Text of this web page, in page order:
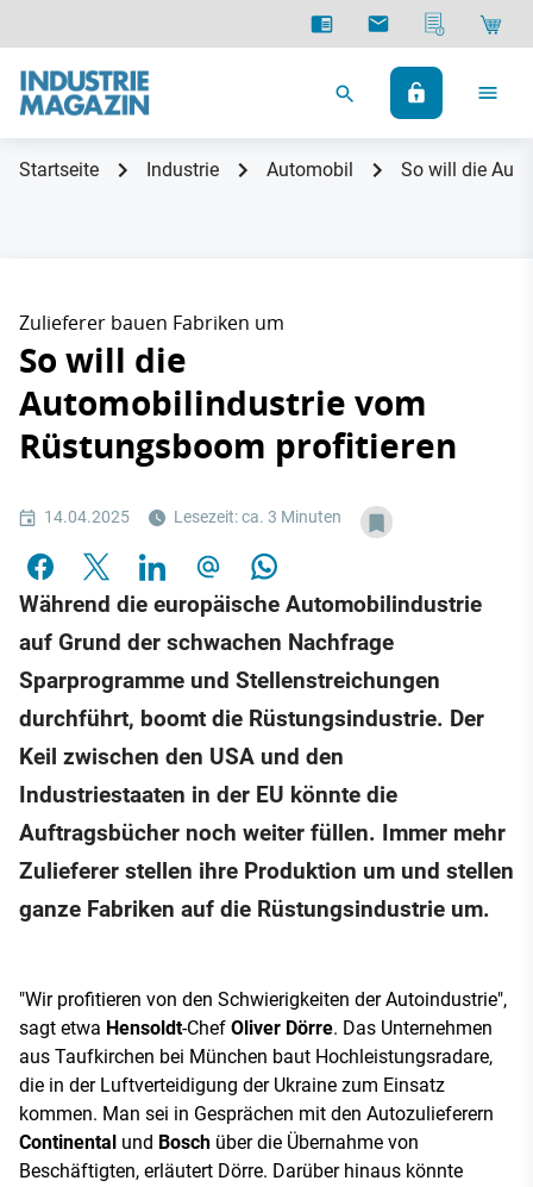
Startseite Industrie Automobil So will die
Zulieferer bauen Fabriken um
So will die
Automobilindustrie vom
Rüstungsboom profitieren
14.04.2025 Lesezeit: ca. 3 Minuten
Während die europäische Automobilindustrie
auf Grund der schwachen Nachfrage
Sparprogramme und Stellenstreichungen
durchführt, boomt die Rüstungsindustrie. Der
Keil zwischen den USA und den
Industriestaaten in der EU könnte die
Auftragsbücher noch weiter füllen. Immer mehr
Zulieferer stellen ihre Produktion um und stellen
ganze Fabriken auf die Rüstungsindustrie um.
"Wir profitieren von den Schwierigkeiten der Autoindustrie",
sagt etwa Hensoldt-Chef Oliver Dörre. Das Unternehmen
aus Taufkirchen bei München baut Hochleistungsradare,
die in der Luftverteidigung der Ukraine zum Einsatz
kommen. Man sei in Gesprächen mit den Autozulieferern
Continental und Bosch über die Übernahme von
Beschäftigten, erläutert Dörre. Darüber hinaus könnte